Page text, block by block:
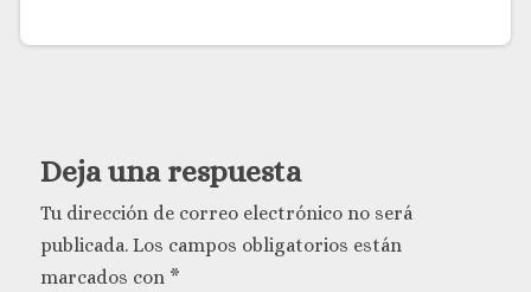
Deja una respuesta
Tu dirección de correo electrónico no será
publicada. Los campos obligatorios están
marcados con *